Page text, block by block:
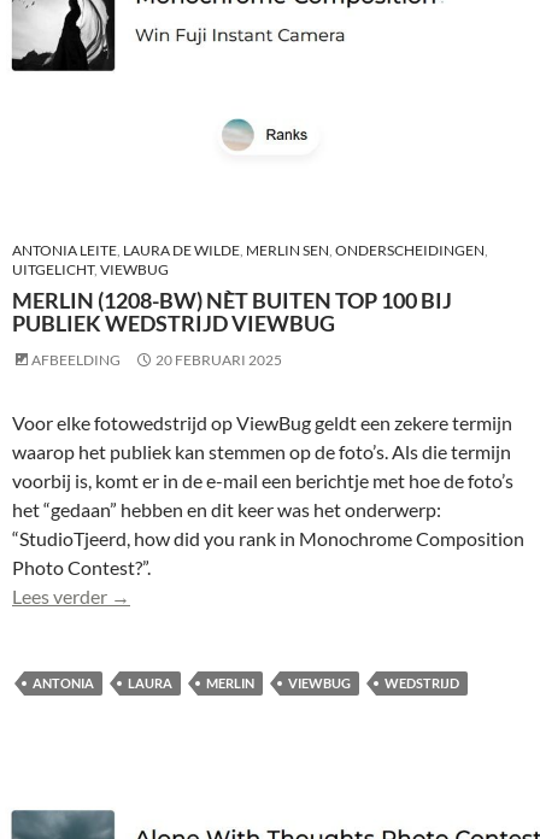
ANTONIA LEITE, LAURA DE WILDE, MERLIN SEN, ONDERSCHEIDINGEN,
UITGELICHT, VIEWBUG
MERLIN (1208-BW) NÈT BUITEN TOP 100 BIJ
PUBLIEK WEDSTRIJD VIEWBUG
AFBEELDING 20 FEBRUARI 2025
Voor elke fotowedstrijd op ViewBug geldt een zekere termijn
waarop het publiek kan stemmen op de foto’s. Als die termijn
voorbij is, komt er in de e-mail een berichtje met hoe de foto’s
het “gedaan” hebben en dit keer was het onderwerp:
“StudioTjeerd, how did you rank in Monochrome Composition
Photo Contest?”.
Lees verder Merlin (1208-bw) nèt buiten top 100 bij publiek
→
ANTONIA LAURA MERLIN VIEWBUG WEDSTRIJD